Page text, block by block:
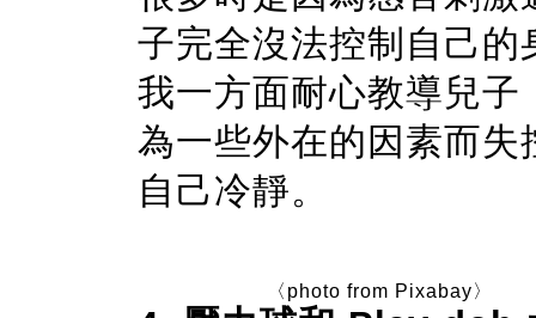
子完全沒法控制自己
我一方面耐心教導兒
為一些外在的因素而
自己冷靜。
〈photo from Pixabay〉